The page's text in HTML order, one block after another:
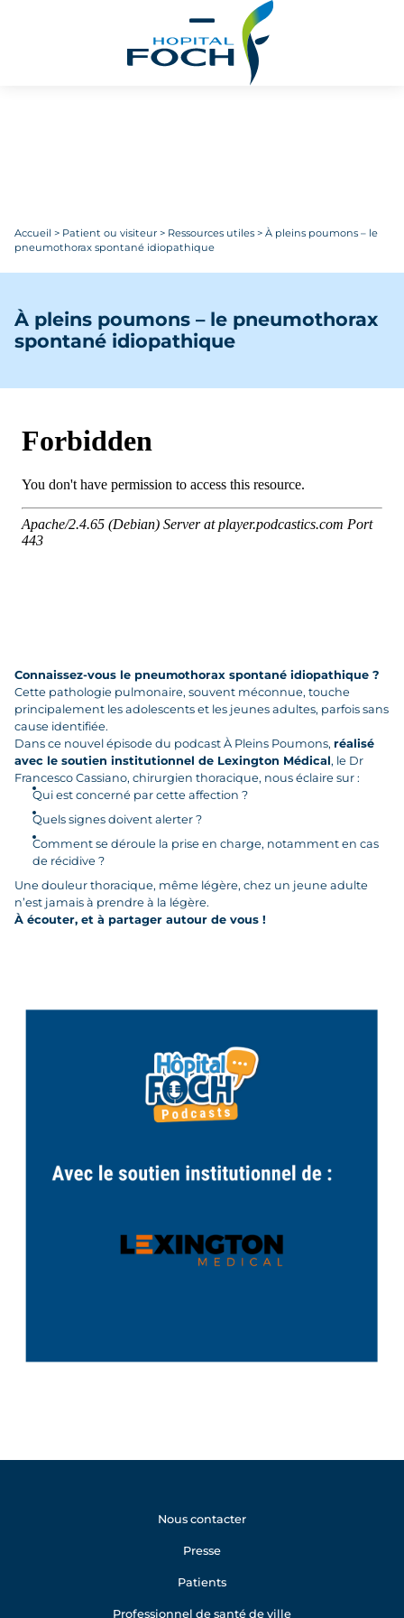
Accueil > Patient ou visiteur > Ressources utiles > À pleins poumons – le
pneumothorax spontané idiopathique
À pleins poumons – le pneumothorax
spontané idiopathique
Connaissez-vous le pneumothorax spontané idiopathique ?
Cette pathologie pulmonaire, souvent méconnue, touche
principalement les adolescents et les jeunes adultes, parfois sans
cause identifiée.
Dans ce nouvel épisode du podcast À Pleins Poumons, réalisé
avec le soutien institutionnel de Lexington Médical, le Dr
Francesco Cassiano, chirurgien thoracique, nous éclaire sur :
Qui est concerné par cette affection ?
Quels signes doivent alerter ?
Comment se déroule la prise en charge, notamment en cas
de récidive ?
Une douleur thoracique, même légère, chez un jeune adulte
n’est jamais à prendre à la légère.
À écouter, et à partager autour de vous !
Nous contacter
Presse
Patients
Professionnel de santé de ville